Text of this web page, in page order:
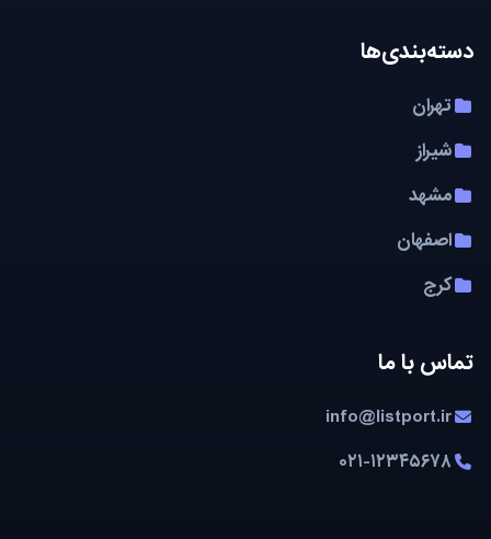
دسته‌بندی‌ها
تهران
شیراز
مشهد
اصفهان
کرج
تماس با ما
info@listport.ir
۰۲۱-۱۲۳۴۵۶۷۸